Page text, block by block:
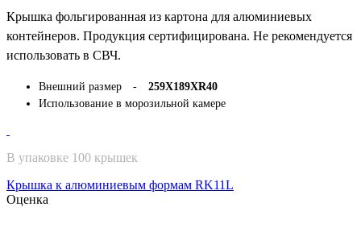
Крышка фольгированная из картона для алюминиевых
контейнеров. Продукция сертифицирована. Не рекомендуется
использовать в СВЧ.
Внешний размер - 259Х189ХR40
Использование в морозильной камере
В упаковке 100 крышек
Крышка к алюминиевым формам RK11L
Оценка